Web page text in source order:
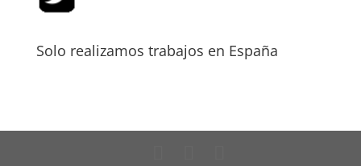
Solo realizamos trabajos en España